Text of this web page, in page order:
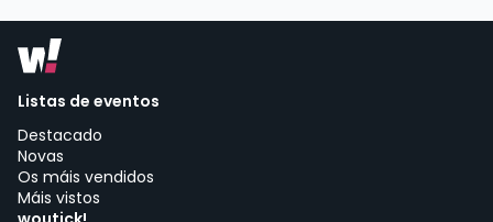
Listas de eventos
Destacado
Novas
Os máis vendidos
Máis vistos